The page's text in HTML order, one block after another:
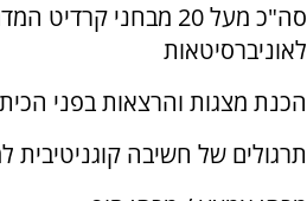
סה"כ מעל 20 מבחני
לאוניברסיטאות
הכנת מצגות והרצאות בפני
תרגולים של חשיבה קוגניטיבית